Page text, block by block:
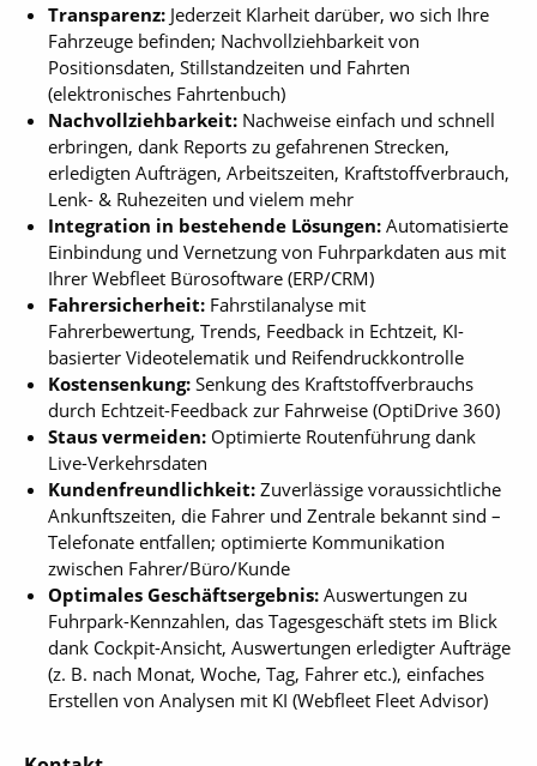
Transparenz: Jederzeit Klarheit darüber, wo sich Ihre
Fahrzeuge befinden; Nachvollziehbarkeit von
Positionsdaten, Stillstandzeiten und Fahrten
(elektronisches Fahrtenbuch)
Nachvollziehbarkeit: Nachweise einfach und schnell
erbringen, dank Reports zu gefahrenen Strecken,
erledigten Aufträgen, Arbeitszeiten, Kraftstoffverbrauch,
Lenk- & Ruhezeiten und vielem mehr
Integration in bestehende Lösungen: Automatisierte
Einbindung und Vernetzung von Fuhrparkdaten aus mit
Ihrer Webfleet Bürosoftware (ERP/CRM)
Fahrersicherheit: Fahrstilanalyse mit
Fahrerbewertung, Trends, Feedback in Echtzeit, KI-
basierter Videotelematik und Reifendruckkontrolle
Kostensenkung: Senkung des Kraftstoffverbrauchs
durch Echtzeit-Feedback zur Fahrweise (OptiDrive 360)
Staus vermeiden: Optimierte Routenführung dank
Live-Verkehrsdaten
Kundenfreundlichkeit: Zuverlässige voraussichtliche
Ankunftszeiten, die Fahrer und Zentrale bekannt sind –
Telefonate entfallen; optimierte Kommunikation
zwischen Fahrer/Büro/Kunde
Optimales Geschäftsergebnis: Auswertungen zu
Fuhrpark-Kennzahlen, das Tagesgeschäft stets im Blick
dank Cockpit-Ansicht, Auswertungen erledigter Aufträge
(z. B. nach Monat, Woche, Tag, Fahrer etc.), einfaches
Erstellen von Analysen mit KI (Webfleet Fleet Advisor)